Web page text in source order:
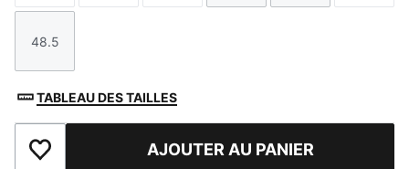
Taille
48.5
TABLEAU DES TAILLES
Ajouter aux favorisAJOUTER AU PANIER